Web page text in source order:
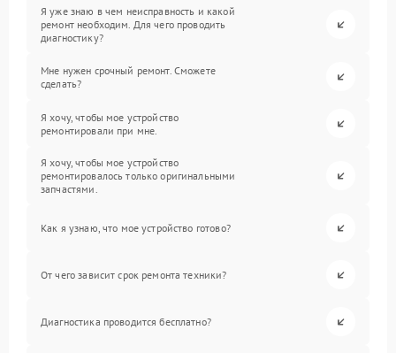
Я уже знаю в чем неисправность и какой
ремонт необходим. Для чего проводить
диагностику?
Мне нужен срочный ремонт. Сможете
сделать?
Я хочу, чтобы мое устройство
ремонтировали при мне.
Я хочу, чтобы мое устройство
ремонтировалось только оригинальными
запчастями.
Как я узнаю, что мое устройство готово?
От чего зависит срок ремонта техники?
Диагностика проводится бесплатно?